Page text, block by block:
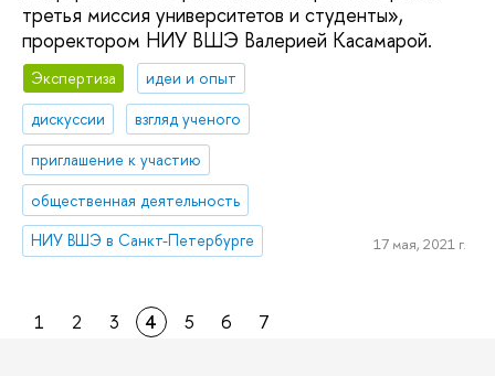
третья миссия университетов и студенты»,
проректором НИУ ВШЭ Валерией Касамарой.
Экспертиза
идеи и опыт
дискуссии
взгляд ученого
приглашение к участию
общественная деятельность
НИУ ВШЭ в Санкт-Петербурге
17 мая, 2021 г.
1 2 3 4 5 6 7